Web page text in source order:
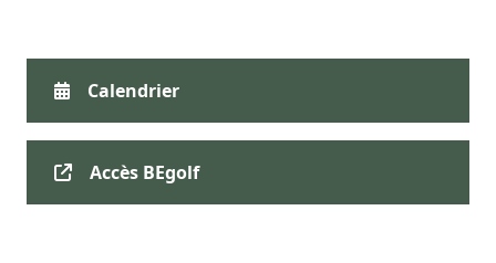
Calendrier
Accès BEgolf